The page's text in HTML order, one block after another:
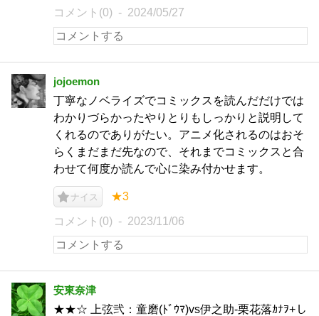
コメント(0) 2024/05/27
jojoemon
丁寧なノベライズでコミックスを読んだだけでは
わかりづらかったやりとりもしっかりと説明して
くれるのでありがたい。アニメ化されるのはおそ
らくまだまだ先なので、それまでコミックスと合
わせて何度か読んで心に染み付かせます。
ナイス ★3
コメント(0) 2023/11/06
安東奈津
★★☆ 上弦弐：童磨(ﾄﾞｳﾏ)vs伊之助-栗花落ｶﾅｦ+し